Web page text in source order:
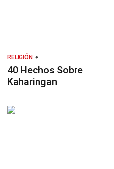
RELIGIÓN
40 Hechos Sobre
Kaharingan